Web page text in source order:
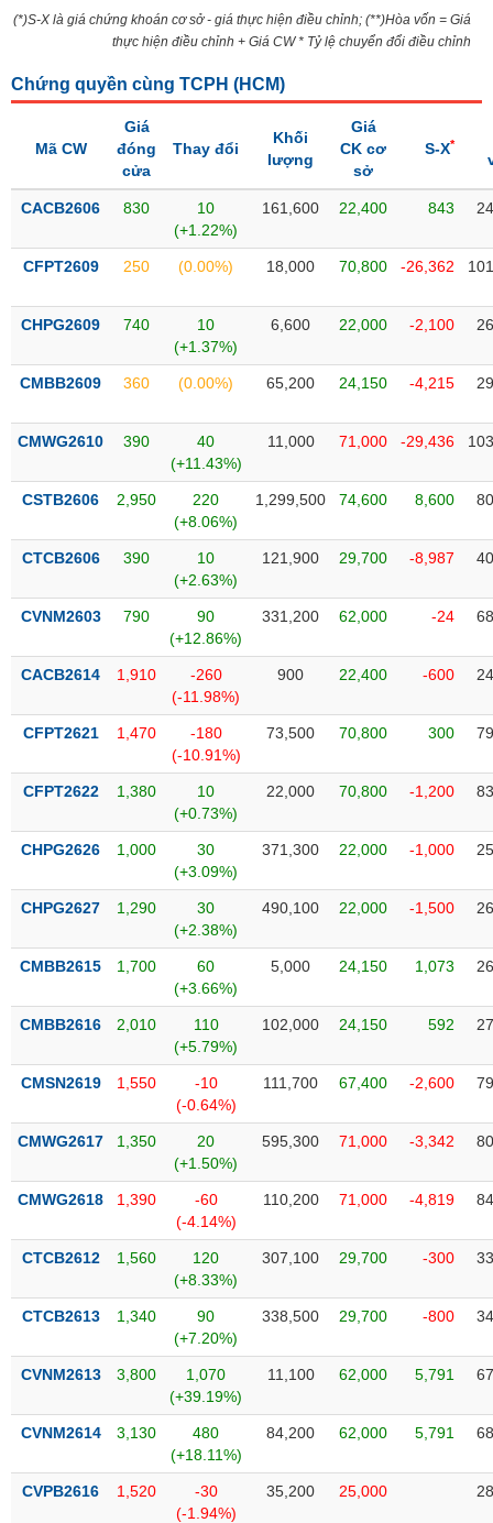
quan
dịch
chính
tích
thuật
sơ
doanh
Tin
Tâm
thị
trường
(*)S-X là giá chứng khoán cơ sở - giá thực hiện điều chỉnh; (**)Hòa vốn = Giá
thực hiện điều chỉnh + Giá CW * Tỷ lệ chuyển đổi điều chỉnh
Chứng quyền cùng TCPH (HCM)
Mã CW
Giá
đóng
cửa
Thay đổi
Khối
lượng
Giá
CK cơ
sở
S-X*
CACB2606 830
10
(+1.22%)
161,600 22,400 843
CFPT2609 250 (0.00%) 18,000 70,800 -26,362
CHPG2609 740
10
(+1.37%)
6,600 22,000 -2,100
CMBB2609 360 (0.00%) 65,200 24,150 -4,215
CMWG2610 390
40
(+11.43%)
11,000 71,000 -29,436
CSTB2606 2,950
220
(+8.06%)
1,299,500 74,600 8,600
CTCB2606 390
10
(+2.63%)
121,900 29,700 -8,987
CVNM2603 790
90
(+12.86%)
331,200 62,000 -24
CACB2614 1,910
-260
(-11.98%)
900 22,400 -600
CFPT2621 1,470
-180
(-10.91%)
73,500 70,800 300
CFPT2622 1,380
10
(+0.73%)
22,000 70,800 -1,200
CHPG2626 1,000
30
(+3.09%)
371,300 22,000 -1,000
CHPG2627 1,290
30
(+2.38%)
490,100 22,000 -1,500
CMBB2615 1,700
60
(+3.66%)
5,000 24,150 1,073
CMBB2616 2,010
110
(+5.79%)
102,000 24,150 592
CMSN2619 1,550
-10
(-0.64%)
111,700 67,400 -2,600
CMWG2617 1,350
20
(+1.50%)
595,300 71,000 -3,342
CMWG2618 1,390
-60
(-4.14%)
110,200 71,000 -4,819
CTCB2612 1,560
120
(+8.33%)
307,100 29,700 -300
CTCB2613 1,340
90
(+7.20%)
338,500 29,700 -800
CVNM2613 3,800
1,070
(+39.19%)
11,100 62,000 5,791
CVNM2614 3,130
480
(+18.11%)
84,200 62,000 5,791
CVPB2616 1,520
-30
(-1.94%)
35,200 25,000
SECTOR
NĂNG
VẬT
CÔNG
DÙNG
THIẾT
YẾU
TIÊU
THIẾT
YẾU
CHĂM
SỨC
TÀI
TIN
VỤ